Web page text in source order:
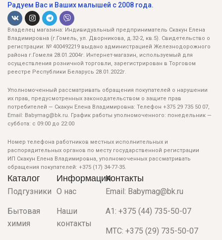
Радуем Вас и Ваших малышей с 2008 года.
Владелец магазина: Индивидуальный предприниматель Скакун Елена
Владимировна (г.Гомель, ул. Дворникова, д.32-2, кв.5). Свидетельство о
регистрации: № 400492219 выдано администрацией Железнодорожного
района г.Гомеля 28.01.2004г. Интернет-магазин, используемый для
осуществления розничной торговли, зарегистрирован в Торговом
реестре Республики Беларусь 28.01.2022г.
Уполномоченный рассматривать обращения покупателей о нарушении
их прав, предусмотренных законодательством о защите прав
потребителей — Скакун Елена Владимировна: Телефон +375 29 735 50 07,
Email: Babymag@bk.ru. График работы уполномоченного: понедельник —
суббота: с 09:00 до 22:00
Номер телефона работников местных исполнительных и
распорядительных органов по месту государственной регистрации
ИП Скакун Елена Владимировна, уполномоченных рассматривать
обращения покупателей: +375 (17) 34-77-35.
Каталог
Подгузники
Бытовая
химия
Информация
О нас
Наши
контакты
Контакты
Email: Babymag@bk.ru
A1: +375 (44) 735-50-07
МТС: +375 (29) 735-50-07